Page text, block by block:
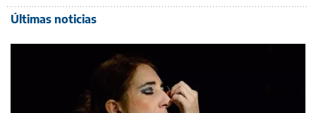
Últimas noticias